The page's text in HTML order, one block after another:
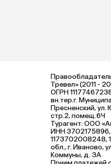
Тревел» (2011 -
ОГРН
вн.тер.г.
Пресненский, ул.
стр.2, помещ.6Ч
Турагент: ООО
ИНН
1173702008248,
обл., г. Иваново,
Коммуны, д. ЗА